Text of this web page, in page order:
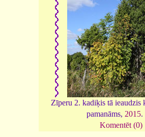
Zīperu 2. kadiķis tā ieaudzis
pamanāms, 2015.
Komentēt (0)